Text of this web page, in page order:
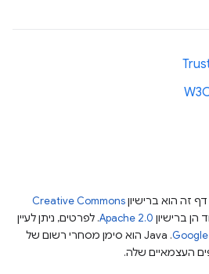
הוא ברישיוןCreative Commons
Apache 2.0. לפרטים, ניתן לעיין
.‏ Java הוא סימן מסחרי רשום של